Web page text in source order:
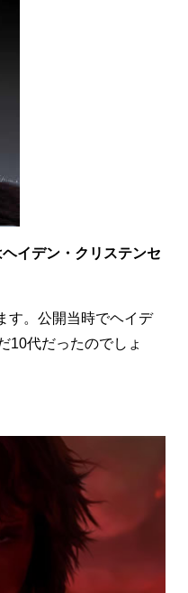
イデン・クリステンセ
す。公開当時でヘイデ
10代だったのでしょ